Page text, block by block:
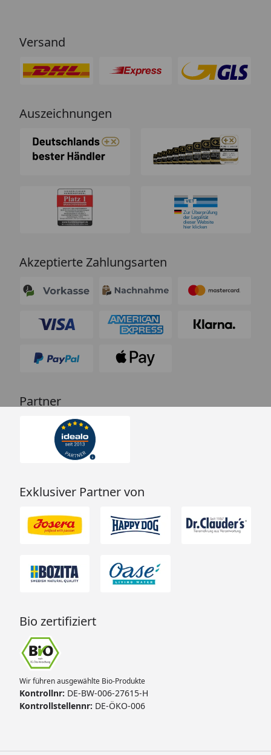
Versand
Auszeichnungen
Akzeptierte Zahlungsarten
Partner
Exklusiver Partner von
Bio zertifiziert
Wir führen ausgewählte Bio-Produkte
Kontrollnr: DE-BW-006-27615-H
Kontrollstellennr: DE-ÖKO-006